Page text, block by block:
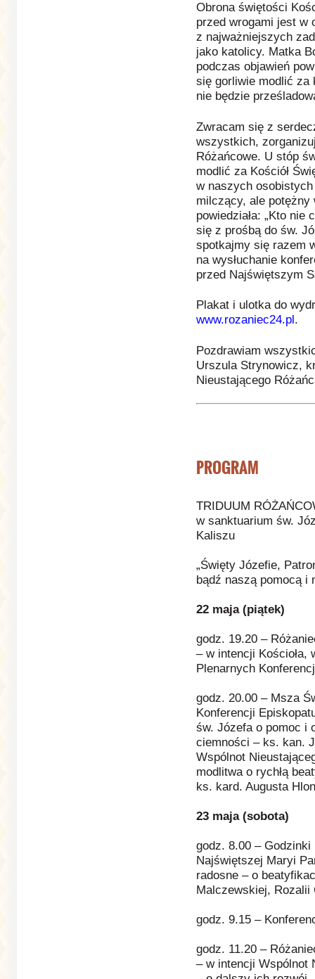
Obrona świętości
przed wrogami jest w
z najważniejszych
jako katolicy. Matka
podczas objawień
się gorliwie modlić za
nie będzie
Zwracam się z
wszystkich,
Różańcowe. U stóp
modlić za Kościół
w naszych
milczący, ale potężny
powiedziała: „Kto nie
się z prośbą do św.
spotkajmy się razem
na wysłuchanie
przed Najświętszym
Plakat i ulotka do
www.rozaniec24.pl.
Pozdrawiam
Urszula Strynowicz,
Nieustającego
PROGRAM
TRIDUUM
w sanktuarium św.
Kaliszu
„Święty Józefie,
bądź naszą pomocą i
22 maja (piątek)
godz. 19.20 –
– w intencji Kościoła,
Plenarnych
godz. 20.00 – Msza
Konferencji
św. Józefa o pomoc i
ciemności – ks. kan.
Wspólnot
modlitwa o rychłą
ks. kard. Augusta
23 maja (sobota)
godz. 8.00 –
Najświętszej Maryi
radosne – o
Malczewskiej, Rozalii
godz. 9.15 –
godz. 11.20 –
– w intencji Wspólnot